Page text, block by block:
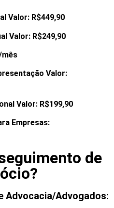
Valor: R$449,90
Valor: R$249,90
mês
Valor:
Valor: R$199,90
Empresas:
de
Advocacia/Advogados: